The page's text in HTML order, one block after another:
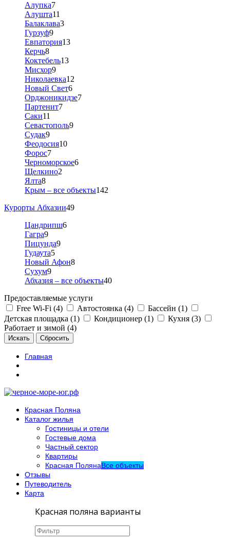
Алупка7
Алушта11
Балаклава3
Гурзуф9
Евпатория13
Керчь8
Коктебель13
Мисхор9
Николаевка12
Новый Свет6
Орджоникидзе7
Партенит7
Саки11
Севастополь9
Судак9
Феодосия10
Форос7
Черноморское6
Щелкино2
Ялта8
Крым – все объекты142
Курорты Абхазии49
Цандрипш6
Гагра9
Пицунда9
Гудаута5
Новый Афон8
Сухум9
Абхазия – все объекты40
Предоставляемые услуги
Free Wi-Fi (4)
Автостоянка (4)
Бассейн (1)
Детская площадка (1)
Кондиционер (1)
Кухня (3)
Работает и зимой (4)
Главная
Красная Поляна
Каталог жилья
Гостиницы и отели
Гостевые дома
Частный сектор
Квартиры
Красная ПолянаВсе объекты
Отзывы
Путеводитель
Карта
Красная поляна варианты